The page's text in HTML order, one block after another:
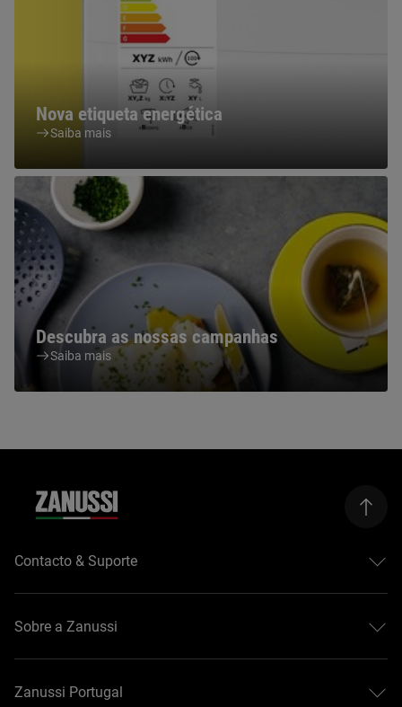
Nova etiqueta energética
Saiba mais
Descubra as nossas campanhas
Saiba mais
Contacto & Suporte
Registar produtos
Transferir manuais
Garantia
Sobre a Zanussi
Guias de compra
Zanussi Portugal